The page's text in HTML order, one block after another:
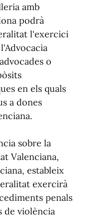
amb
podrà
l'exercici
o
en els quals
a dones
sobre la
Valenciana,
estableix
exercirà
penals
de violència